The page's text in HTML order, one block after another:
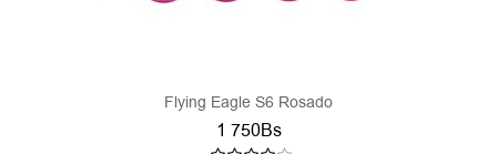
Flying Eagle S6 Rosado
1 750Bs